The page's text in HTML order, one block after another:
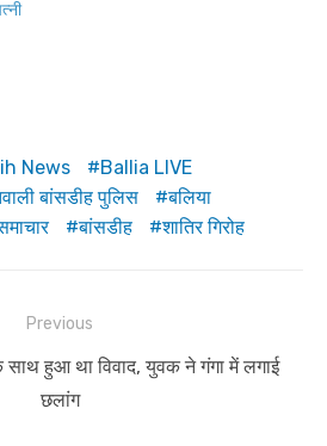
News
Ballia LIVE
बांसडीह पुलिस
बलिया
बांसडीह शातिर गिरोह
Previous
हुआ था विवाद, युवक ने गंगा में लगाई
छलांग